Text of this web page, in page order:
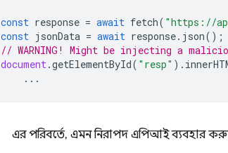
const response = await fetch( "https://
const jsonData = await response. json();
// WARNING! Might be injecting a
document.getElementById( "resp" ).
...
এর পরিবর্তে, এমন নিরাপদ এপিআই ব্যবহার করুন